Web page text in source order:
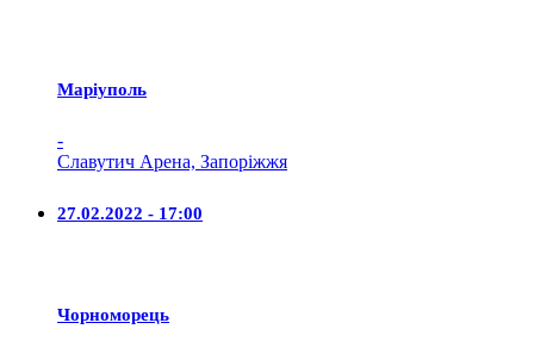
Маріуполь
-
Славутич Арена, Запоріжжя
27.02.2022 - 17:00
Чорноморець